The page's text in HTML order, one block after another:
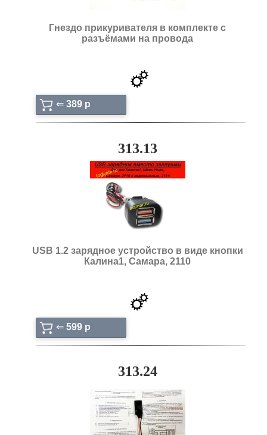
Гнездо прикуривателя в комплекте с
разъёмами на провода
⇐ 389 p
313.13
USB 1.2 зарядное устройство в виде кнопки
Калина1, Самара, 2110
⇐ 599 p
313.24